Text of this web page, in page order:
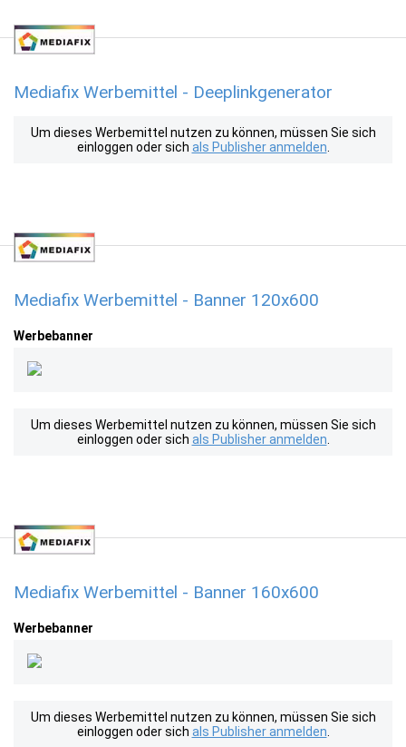
Mediafix Werbemittel - Deeplinkgenerator
Um dieses Werbemittel nutzen zu können, müssen Sie sich
einloggen oder sich als Publisher anmelden
Mediafix Werbemittel - Banner 120x600
Werbebanner
Um dieses Werbemittel nutzen zu können, müssen Sie sich
einloggen oder sich als Publisher anmelden
Mediafix Werbemittel - Banner 160x600
Werbebanner
Um dieses Werbemittel nutzen zu können, müssen Sie sich
einloggen oder sich als Publisher anmelden